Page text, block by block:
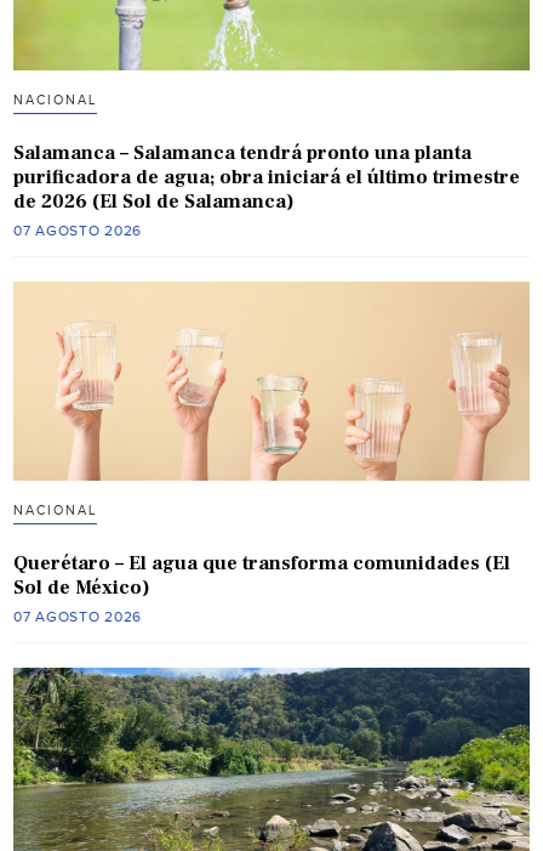
NACIONAL
Salamanca – Salamanca tendrá pronto una planta
purificadora de agua; obra iniciará el último trimestre
de 2026 (El Sol de Salamanca)
07 AGOSTO 2026
NACIONAL
Querétaro – El agua que transforma comunidades (El
Sol de México)
07 AGOSTO 2026